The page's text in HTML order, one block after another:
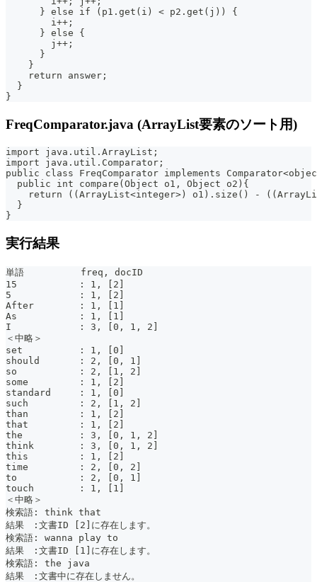
      } else if (p1.get(i) < p2.get(j)) {
        i++;
      } else {
        j++;
      }
    }
    return answer;
  }
}
FreqComparator.java (ArrayList要素のソート用)
import java.util.ArrayList;
import java.util.Comparator;
public class FreqComparator implements
  public int compare(Object o1, Object o2){
return ((ArrayList<integer>) o1).size() -
  }
}
実行結果
単語          freq, docID
15           : 1, [2]
5            : 1, [2]
After        : 1, [1]
As           : 1, [1]
I            : 3, [0, 1, 2]
＜中略＞
set          : 1, [0]
should       : 2, [0, 1]
so           : 2, [1, 2]
some         : 1, [2]
standard     : 1, [0]
such         : 2, [1, 2]
than         : 1, [2]
that         : 1, [2]
the          : 3, [0, 1, 2]
think        : 3, [0, 1, 2]
this         : 1, [2]
time         : 2, [0, 2]
to           : 2, [0, 1]
touch        : 1, [1]
＜中略＞
検索語: think that
結果　:文書ID [2]に存在します。
検索語: wanna play to
結果　:文書ID [1]に存在します。
検索語: the java
結果　:文書中に存在しません。